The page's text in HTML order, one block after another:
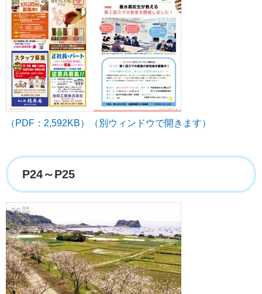
（PDF：2,592KB）（別ウィンドウで開きます）
P24～P25